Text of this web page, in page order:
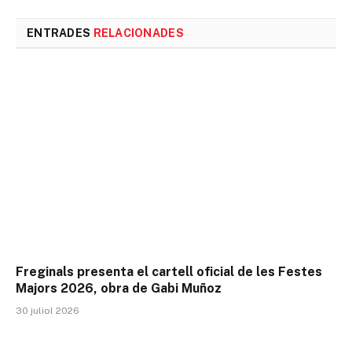
ENTRADES RELACIONADES
Freginals presenta el cartell oficial de les Festes
Majors 2026, obra de Gabi Muñoz
30 juliol 2026